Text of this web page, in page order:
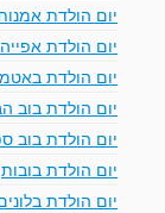
יום הולדת
יום הולדת
יום הולדת
יום הולדת בוב
יום הולדת בוב
יום הולדת בובות
יום הולדת